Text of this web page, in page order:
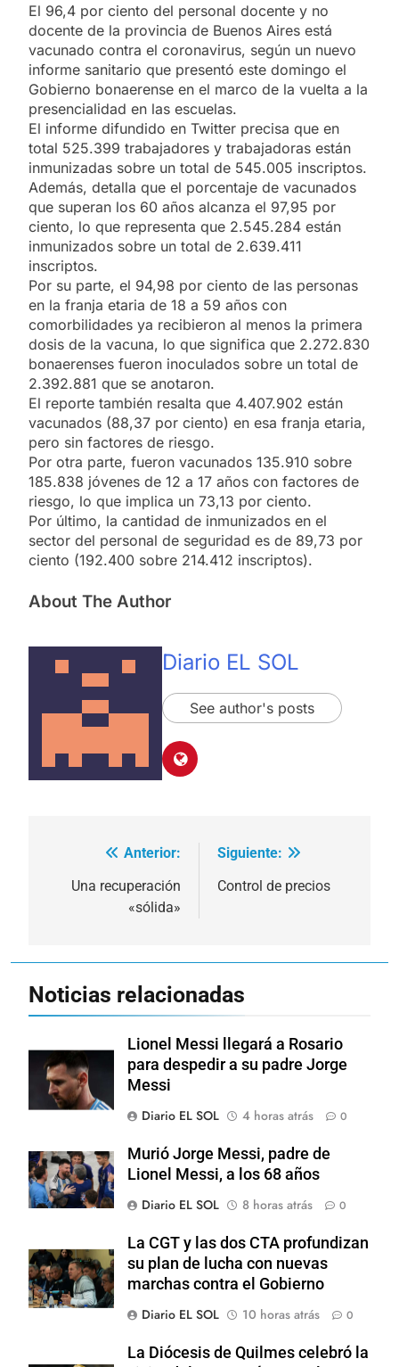
El 96,4 por ciento del personal docente y no
docente de la provincia de Buenos Aires está
vacunado contra el coronavirus, según un nuevo
informe sanitario que presentó este domingo el
Gobierno bonaerense en el marco de la vuelta a la
presencialidad en las escuelas.
El informe difundido en Twitter precisa que en
total 525.399 trabajadores y trabajadoras están
inmunizadas sobre un total de 545.005 inscriptos.
Además, detalla que el porcentaje de vacunados
que superan los 60 años alcanza el 97,95 por
ciento, lo que representa que 2.545.284 están
inmunizados sobre un total de 2.639.411
inscriptos.
Por su parte, el 94,98 por ciento de las personas
en la franja etaria de 18 a 59 años con
comorbilidades ya recibieron al menos la primera
dosis de la vacuna, lo que significa que 2.272.830
bonaerenses fueron inoculados sobre un total de
2.392.881 que se anotaron.
El reporte también resalta que 4.407.902 están
vacunados (88,37 por ciento) en esa franja etaria,
pero sin factores de riesgo.
Por otra parte, fueron vacunados 135.910 sobre
185.838 jóvenes de 12 a 17 años con factores de
riesgo, lo que implica un 73,13 por ciento.
Por último, la cantidad de inmunizados en el
sector del personal de seguridad es de 89,73 por
ciento (192.400 sobre 214.412 inscriptos).
About The Author
Diario EL SOL
See author's posts
Navegación
Anterior:
Una recuperación
«sólida»
Siguiente:
Control de precios
Noticias relacionadas
Lionel Messi llegará a Rosario
para despedir a su padre Jorge
Messi
Diario EL SOL
4 horas atrás 0
Murió Jorge Messi, padre de
Lionel Messi, a los 68 años
Diario EL SOL
8 horas atrás 0
La CGT y las dos CTA profundizan
su plan de lucha con nuevas
marchas contra el Gobierno
Diario EL SOL
10 horas atrás 0
La Diócesis de Quilmes celebró la